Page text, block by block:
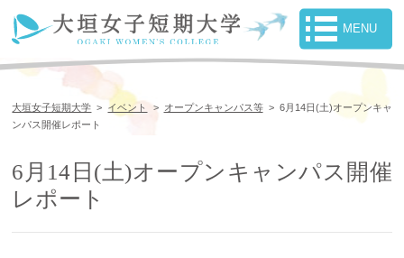
大垣女子短期大学 > イベント > オープンキャンパス等> 6月14日(土)オープンキャ
ンパス開催レポート
6月14日(土)オープンキャンパス開催
レポート